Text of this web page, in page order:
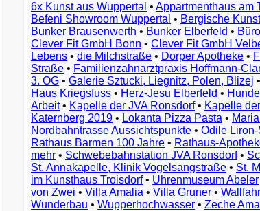
6x Kunst aus Wuppertal • Appartmenthaus am
Befeni Showroom Wuppertal • Bergische
Bunker Brausenwerth • Bunker Elberfeld •
Clever Fit GmbH Bonn • Clever Fit GmbH
Lebens • die Milchstraße • Dorper Apotheke •
Straße • Familienzahnarztpraxis Hoffmann-
3. OG • Galerie Sztucki, Liegnitz, Polen, Blizej •
Haus Kriegsfuss • Herz-Jesu Elberfeld •
Arbeit• Kapelle der JVA Ronsdorf• Kapelle
Katernberg 2019 • Lokanta Pizza Pasta •
Nordbahntrasse Aussichtspunkte • Odile
Rathaus Barmen 100 Jahre • Rathaus-
mehr • Schwebebahnstation JVA Ronsdorf•
St. Annakapelle, Klinik Vogelsangstraße • St.
im Kunsthaus Troisdorf• Uhrenmuseum Abeler
von Zwei • Villa Amalia • Villa Gruner •
Wunderbau • Wupperhochwasser • Zeche